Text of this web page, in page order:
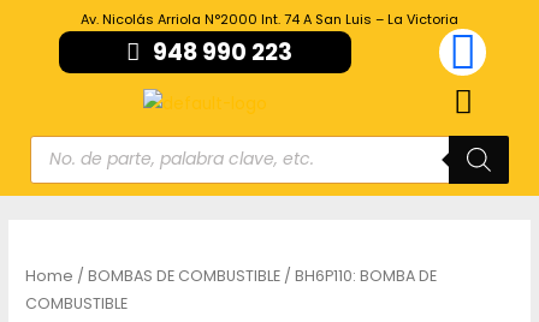
Av. Nicolás Arriola N°2000 Int. 74 A San Luis – La Victoria
948 990 223
Home /BOMBAS DE COMBUSTIBLE / BH6P110: BOMBA DE
COMBUSTIBLE